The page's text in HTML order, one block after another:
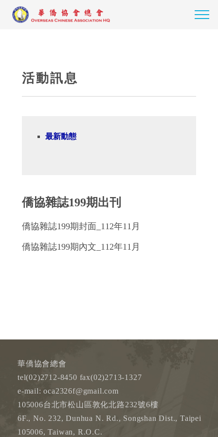
活動訊息
最新動態
僑協雜誌199期出刊
僑協雜誌199期封面_112年11月
僑協雜誌199期內文_112年11月
華僑協會總會
tel(02)2712-8450 fax(02)2713-1327
e-mail: oca2326f@gmail.com
105006台北市松山區敦化北路232號6樓
6F., No. 232, Dunhua N. Rd., Songshan Dist., Taipei
105006, Taiwan, R.O.C.